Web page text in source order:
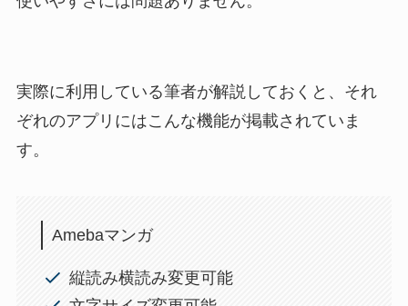
実際に利用している筆者が解説しておくと、それ
ぞれのアプリにはこんな機能が掲載されていま
す。
Amebaマンガ
縦読み横読み変更可能